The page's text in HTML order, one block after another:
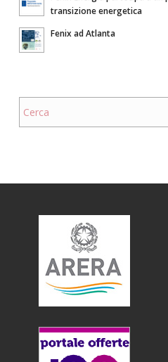
transizione energetica
Fenix ad Atlanta